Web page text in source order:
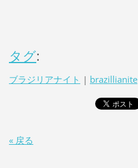
タグ:
ブラジリアナイト | brazillianite
« 戻る